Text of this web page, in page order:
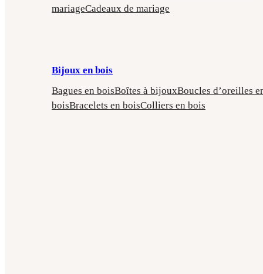
mariageCadeaux de mariage
Bijoux en bois
Bagues en boisBoîtes à bijouxBoucles d’oreilles
boisBracelets en boisColliers en bois